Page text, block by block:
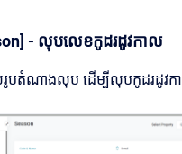
- លុបលេខកូដរដូវកាល
រូបតំណាងលុប ដើម្បីលុបកូដរដូវក